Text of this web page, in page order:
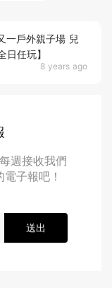
8 years ago
一戶外親子場 兒
任玩】
週接收我們
子報吧！
送出